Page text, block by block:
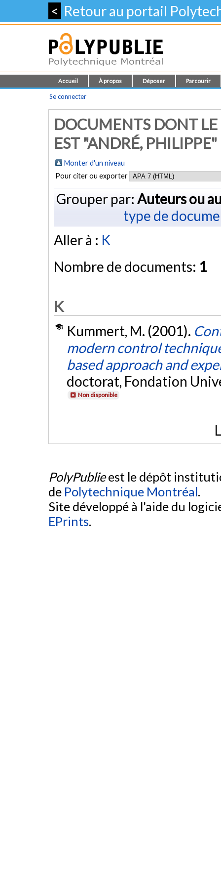
< Retour au portail
Accueil À propos Déposer Parcourir
Se connecter
DOCUMENTS DONT
EST "ANDRÉ, PHILIPPE"
Monter d'un niveau
Pour citer ou exporter
Grouper par: Auteurs ou
type de
Aller à : K
Nombre de documents: 1
K
Kummert, M. (2001).
modern control
based approach and
doctorat, Fondation
Non disponible
PolyPublieest le dépôt
de Polytechnique Montréal.
Site développé à l'aide du
EPrints.